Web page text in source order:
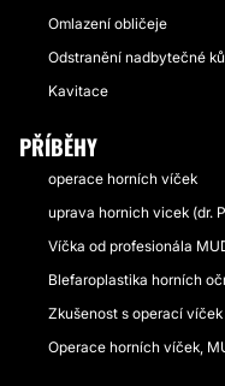
Omlazení obličeje
Odstranění nadbytečné
Kavitace
PŘÍBĚHY
operace horních víček
uprava hornich vicek (dr.
Víčka od profesionála
Blefaroplastika horních
Zkušenost s operací víček
Operace horních víček,